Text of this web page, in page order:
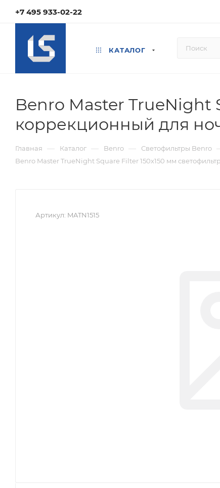
+7 495 933-02-22
КАТАЛОГ
Benro Master TrueNight
коррекционный для
Главная — Каталог — Benro — Светофильтры Benro
Benro Master TrueNight Square Filter 150х150 мм
Артикул: MATN1515